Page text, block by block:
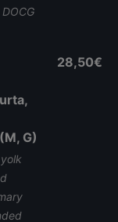
G)
28,50€